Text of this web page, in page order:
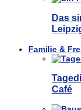
Das
Familie &
Café